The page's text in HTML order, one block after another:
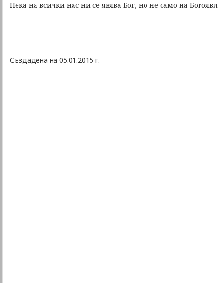
Нека на всички нас ни се явява Бог, но не само на
Създадена на 05.01.2015 г.